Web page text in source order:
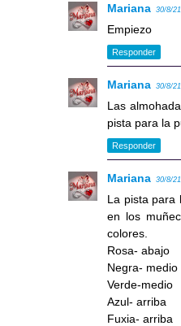
Mariana 30/8/
Empiezo
Responder
Mariana 30/8/
Las
pista para la
Responder
Mariana 30/8/
La pista para
en los
colores.
Rosa- abajo
Negra- medio
Verde-medio
Azul- arriba
Fuxia- arriba